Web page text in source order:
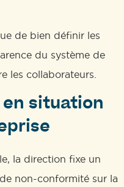
de bien définir les
du système de
les collaborateurs.
en situation
la direction fixe un
non-conformité sur la